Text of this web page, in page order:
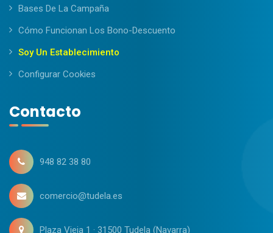
Bases De La Campaña
Cómo Funcionan Los Bono-Descuento
Soy Un Establecimiento
Configurar Cookies
Contacto
948 82 38 80
comercio@tudela.es
Plaza Vieja 1 · 31500 Tudela (Navarra)